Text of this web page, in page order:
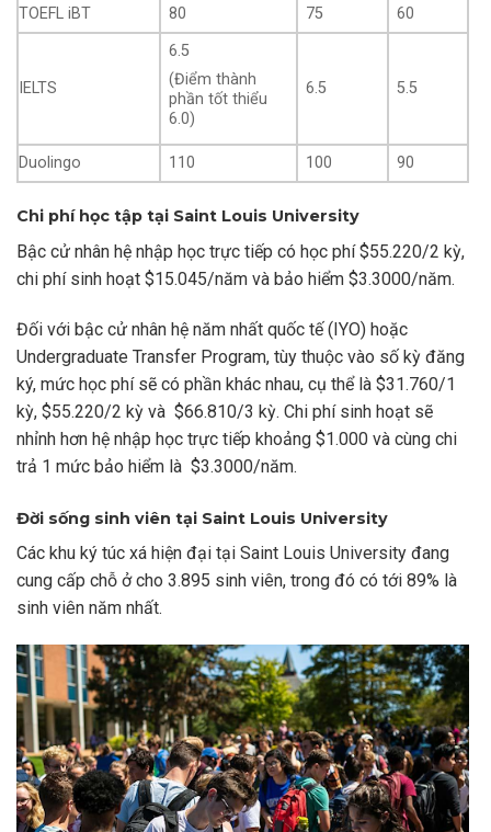
TOEFL iBT 80 75 60
IELTS
6.5
(Điểm thành
phần tốt thiểu
6.0)
6.5 5.5
Duolingo 110 100 90
Chi phí học tập tại Saint Louis University
Bậc cử nhân hệ nhập học trực tiếp có học phí $55.220/2 kỳ,
chi phí sinh hoạt $15.045/năm và bảo hiểm $3.3000/năm.
Đối với bậc cử nhân hệ năm nhất quốc tế (IYO) hoặc
Undergraduate Transfer Program, tùy thuộc vào số kỳ đăng
ký, mức học phí sẽ có phần khác nhau, cụ thể là $31.760/1
kỳ, $55.220/2 kỳ và $66.810/3 kỳ. Chi phí sinh hoạt sẽ
nhỉnh hơn hệ nhập học trực tiếp khoảng $1.000 và cùng chi
trả 1 mức bảo hiểm là $3.3000/năm.
Đời sống sinh viên tại Saint Louis University
Các khu ký túc xá hiện đại tại Saint Louis University đang
cung cấp chỗ ở cho 3.895 sinh viên, trong đó có tới 89% là
sinh viên năm nhất.